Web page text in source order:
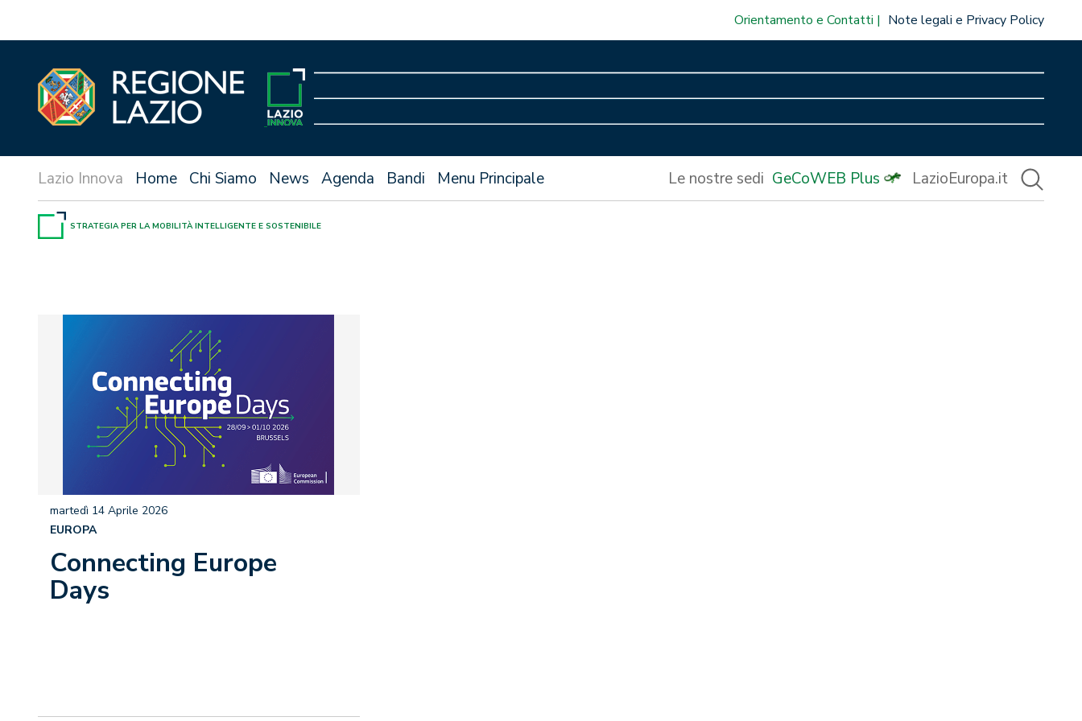
Orientamento e Contatti Note legali e Privacy Policy
Home Chi Siamo News Agenda Bandi Menu Principale Le nostre sedi GeCoWEB Plus LazioEuropa.it
STRATEGIA PER LA MOBILITÀ INTELLIGENTE E SOSTENIBILE
Connecting Europe
Days
martedì 14 Aprile 2026
EUROPA